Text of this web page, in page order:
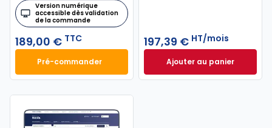
Version numérique
accessible dès validation
de la commande
189,00 € TTC
Pré-commanderMémento Sociétés commerciales 2027 à 189,00 €
197,39 € HT/mois
Ajouter au panier
ELnet Difficultés